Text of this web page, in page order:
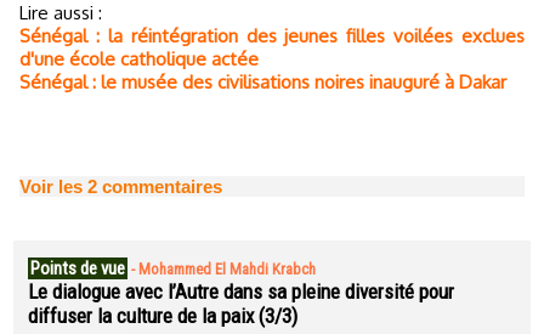
Lire aussi :
Sénégal : la réintégration des jeunes filles voilées exclues
d'une école catholique actée
Sénégal : le musée des civilisations noires inauguré à Dakar
Voir les 2 commentaires
Points de vue - Mohammed El Mahdi Krabch
Le dialogue avec l’Autre dans sa pleine diversité pour
diffuser la culture de la paix (3/3)